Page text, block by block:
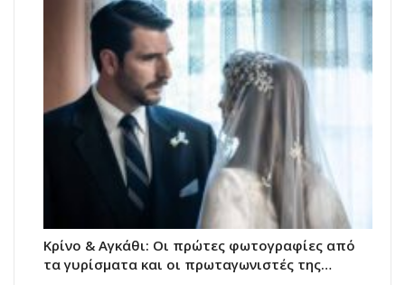
Κρίνο & Αγκάθι: Οι πρώτες φωτογραφίες από
τα γυρίσματα και οι πρωταγωνιστές της…